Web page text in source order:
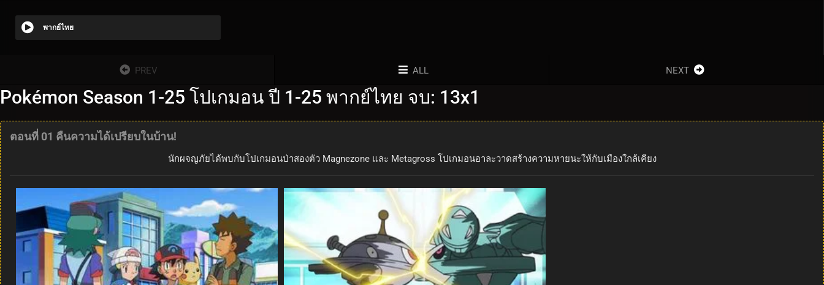
พากย์ไทย
PREV ALL NEXT
Pokémon Season 1-25 โปเกมอน ปี 1-25 พากย์ไทย จบ: 13x1
ตอนที่ 01 คืนความได้เปรียบในบ้าน!
นักผจญภัยได้พบกับโปเกมอนป่าสองตัว Magnezone และ Metagross โปเกมอนอาละวาดสร้างความหายนะให้กับเมืองใกล้เคียง